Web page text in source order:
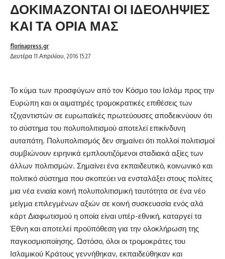
ΔΟΚΙΜΑΖΟΝΤΑΙ ΟΙ ΙΔΕΟΛΗΨΙΕΣ
ΚΑΙ ΤΑ ΟΡΙΑ ΜΑΣ
Δευτέρα 11 Απριλίου, 2016 15:27
florinapress.gr
Το κύμα των προσφύγων από τον Κόσμο του Ισλάμ προς την
Ευρώπη και οι αιματηρές τρομοκρατικές επιθέσεις των
τζιχαντιστών σε ευρωπαϊκές πρωτεύουσες αποδεικνύουν ότι
το σύστημα του πολυπολιτισμού αποτελεί επικίνδυνη
αυταπάτη. Πολυπολιτισμός δεν σημαίνει ότι πολλοί πολιτισμοί
συμβιώνουν ειρηνικά εμπλουτιζόμενοι σταδιακά αξίες των
άλλων πολιτισμών. Σημαίνει ένα εκπαιδευτικό, κοινωνικό και
πολιτικό σύστημα που σκοπεύει να ενσταλάξει στους πολίτες
μια νέα ενιαία κοινή πολυπολιτισμική ταυτότητα σε ένα νέο
μείγμα επιλεγμένων αξιών σε κοινή συσκευασία ενός αλά
κάρτ Διαφωτισμού η οποία είναι υπέρ-εθνική, καταργεί τα
Έθνη και αποτελεί προϋπόθεση για την ολοκλήρωση της
παγκοσμιοποίησης. Ωστόσο, όλοι οι τρομοκράτες του
Ισλαμικού Κράτους γεννήθηκαν, εκπαιδεύθηκαν και